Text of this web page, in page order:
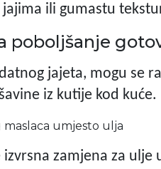
ili gumastu
poboljšanje
jajeta, mogu se
iz kutije kod kuće.
umjesto ulja
zamjena za